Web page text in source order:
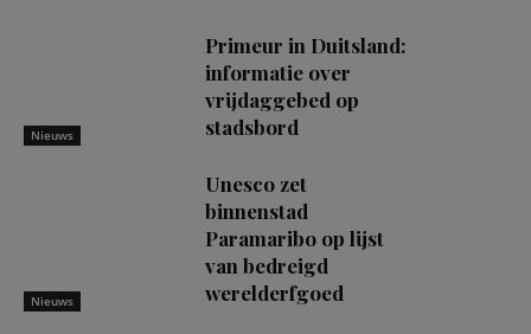
Nieuws
Primeur in Duitsland:
informatie over
vrijdaggebed op
stadsbord
Nieuws
Unesco zet
binnenstad
Paramaribo op lijst
van bedreigd
werelderfgoed